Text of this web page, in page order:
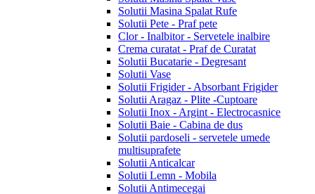
Solutii Masina Spalat Rufe
Solutii Pete - Praf pete
Clor - Inalbitor - Servetele inalbire
Crema curatat - Praf de Curatat
Solutii Bucatarie - Degresant
Solutii Vase
Solutii Frigider - Absorbant Frigider
Solutii Aragaz - Plite -Cuptoare
Solutii Inox - Argint - Electrocasnice
Solutii Baie - Cabina de dus
Solutii pardoseli - servetele umede
multisuprafete
Solutii Anticalcar
Solutii Lemn - Mobila
Solutii Antimecegai